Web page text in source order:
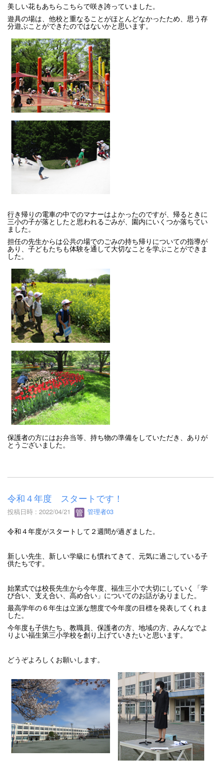
美しい花もあちらこちらで咲き誇っていました。
遊具の場は、他校と重なることがほとんどなかったため、思う存
分遊ぶことができたのではないかと思います。
行き帰りの電車の中でのマナーはよかったのですが、帰るときに
三小の子が落としたと思われるごみが、園内にいくつか落ちてい
ました。
担任の先生からは公共の場でのごみの持ち帰りについての指導が
あり、子どもたちも体験を通して大切なことを学ぶことができま
した。
保護者の方にはお弁当等、持ち物の準備をしていただき、ありが
とうございました。
令和４年度 スタートです！
投稿日時 : 2022/04/21 管理者03
令和４年度がスタートして２週間が過ぎました。
新しい先生、新しい学級にも慣れてきて、元気に過ごしている子
供たちです。
始業式では校長先生から今年度、福生三小で大切にしていく「学
び合い、支え合い、高め合い」についてのお話がありました。
最高学年の６年生は立派な態度で今年度の目標を発表してくれま
した。
今年度も子供たち、教職員、保護者の方、地域の方、みんなでよ
りよい福生第三小学校を創り上げていきたいと思います。
どうぞよろしくお願いします。